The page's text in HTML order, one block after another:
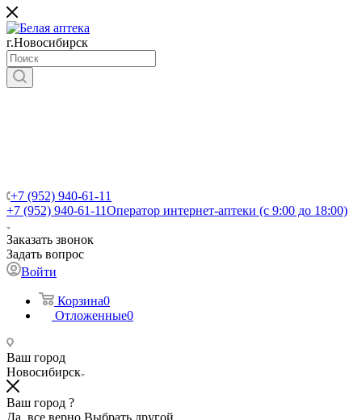
г.Новосибирск
+7 (952) 940-61-11
+7 (952) 940-61-11Оператор интернет-аптеки (с 9:00 до 18:00)
Заказать звонок
Задать вопрос
Войти
Корзина0
Отложенные0
Ваш город
Новосибирск
Ваш город ?
Да, все верно Выбрать другой